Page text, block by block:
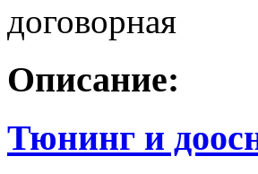
договорная
Описание:
Тюнинг и